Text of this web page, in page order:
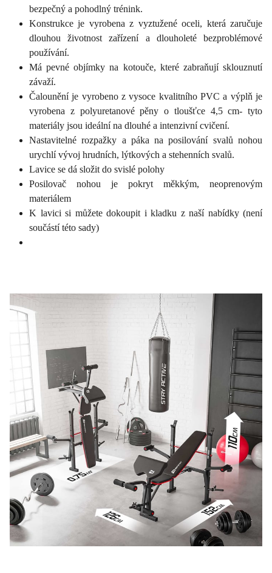
bezpečný a pohodlný trénink.
Konstrukce je vyrobena z vyztužené oceli, která zaručuje
dlouhou životnost zařízení a dlouholeté bezproblémové
používání.
Má pevné objímky na kotouče, které zabraňují sklouznutí
závaží.
Čalounění je vyrobeno z vysoce kvalitního PVC a výplň je
vyrobena z polyuretanové pěny o tloušťce 4,5 cm- tyto
materiály jsou ideální na dlouhé a intenzivní cvičení.
Nastavitelné rozpažky a páka na posilování svalů nohou
urychlí vývoj hrudních, lýtkových a stehenních svalů.
Lavice se dá složit do svislé polohy
Posilovač nohou je pokryt měkkým, neoprenovým
materiálem
K lavici si můžete dokoupit i kladku z naší nabídky (není
součástí této sady)